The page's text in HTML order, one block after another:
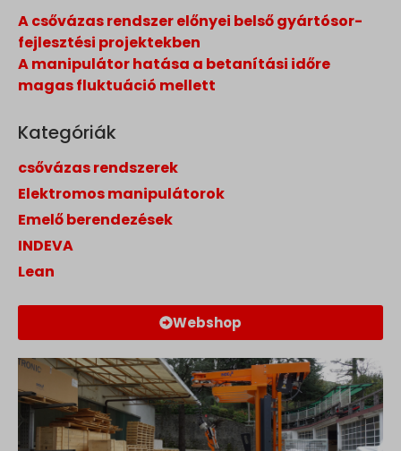
A csővázas rendszer előnyei belső gyártósor-
fejlesztési projektekben
A manipulátor hatása a betanítási időre
magas fluktuáció mellett
Kategóriák
csővázas rendszerek
Elektromos manipulátorok
Emelő berendezések
INDEVA
Lean
Webshop